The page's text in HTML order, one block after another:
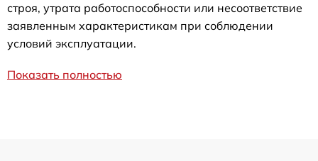
строя, утрата работоспособности или несоответствие
заявленным характеристикам при соблюдении
условий эксплуатации.
Показать полностью